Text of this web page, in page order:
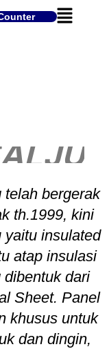
Menu
bergerak
th.1999, kini
yaitu insulated
atap insulasi
dari
Sheet. Panel
khusus untuk
dan dingin,